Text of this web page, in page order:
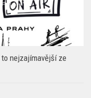
to nejzajímavější ze